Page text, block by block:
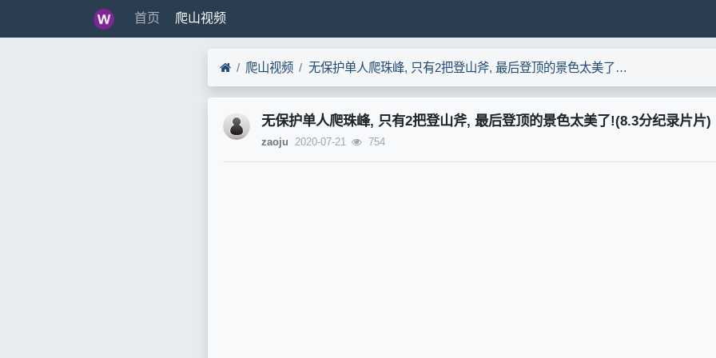
首页 爬山视频
爬山视频 无保护单人爬珠峰, 只有2把登山斧, 最后登顶的景色太美了!(8.3分纪录片片)
无保护单人爬珠峰, 只有2把登山斧, 最后登顶的景色太美了!(8.3分纪录片片)
zaoju 2020-07-21 754